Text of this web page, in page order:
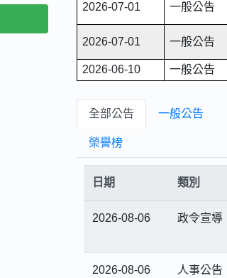
2026-07-01 一般公告
2026-07-01 一般公告
2026-06-10 一般公告
全部公告 一般公告
榮譽榜
日期 類別
2026-08-06 政令宣導
2026-08-06 人事公告